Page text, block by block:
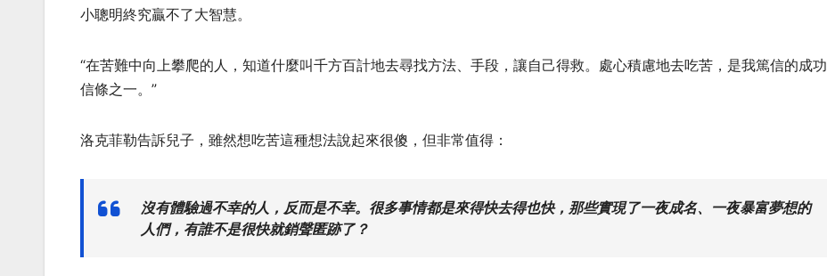
小聰明終究贏不了大智慧。
“在苦難中向上攀爬的人，知道什麼叫千方百計地去尋找方法、手段，讓自己得救。處心積慮地去吃苦，是我篤信的成功
信條之一。”
洛克菲勒告訴兒子，雖然想吃苦這種想法說起來很傻，但非常值得：
沒有體驗過不幸的人，反而是不幸。很多事情都是來得快去得也快，那些實現了一夜成名、一夜暴富夢想的
人們，有誰不是很快就銷聲匿跡了？